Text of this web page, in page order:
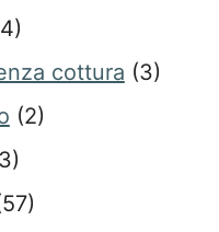
cottura (3)
(2)